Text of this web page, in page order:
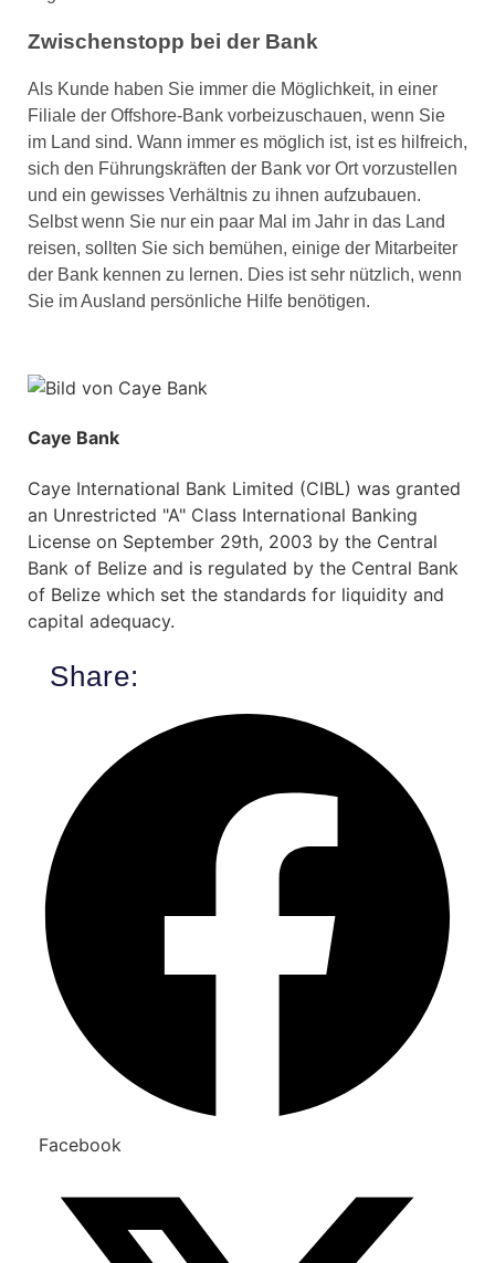
Zwischenstopp bei der Bank
Als Kunde haben Sie immer die Möglichkeit, in einer
Filiale der Offshore-Bank vorbeizuschauen, wenn Sie
im Land sind. Wann immer es möglich ist, ist es hilfreich,
sich den Führungskräften der Bank vor Ort vorzustellen
und ein gewisses Verhältnis zu ihnen aufzubauen.
Selbst wenn Sie nur ein paar Mal im Jahr in das Land
reisen, sollten Sie sich bemühen, einige der Mitarbeiter
der Bank kennen zu lernen. Dies ist sehr nützlich, wenn
Sie im Ausland persönliche Hilfe benötigen.
Caye Bank
Caye International Bank Limited (CIBL) was granted
an Unrestricted "A" Class International Banking
License on September 29th, 2003 by the Central
Bank of Belize and is regulated by the Central Bank
of Belize which set the standards for liquidity and
capital adequacy.
Share:
Facebook